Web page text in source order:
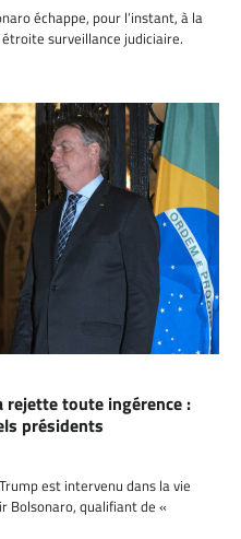
échappe, pour l’instant, à la
surveillance judiciaire.
rejette toute ingérence :
présidents
est intervenu dans la vie
Bolsonaro, qualifiant de «